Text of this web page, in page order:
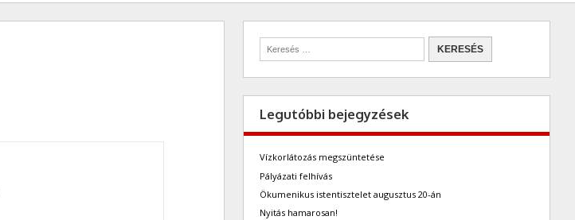
Legutóbbi bejegyzések
Vízkorlátozás megszüntetése
Pályázati felhívás
Ökumenikus istentisztelet augusztus 20-án
Nyitás hamarosan!